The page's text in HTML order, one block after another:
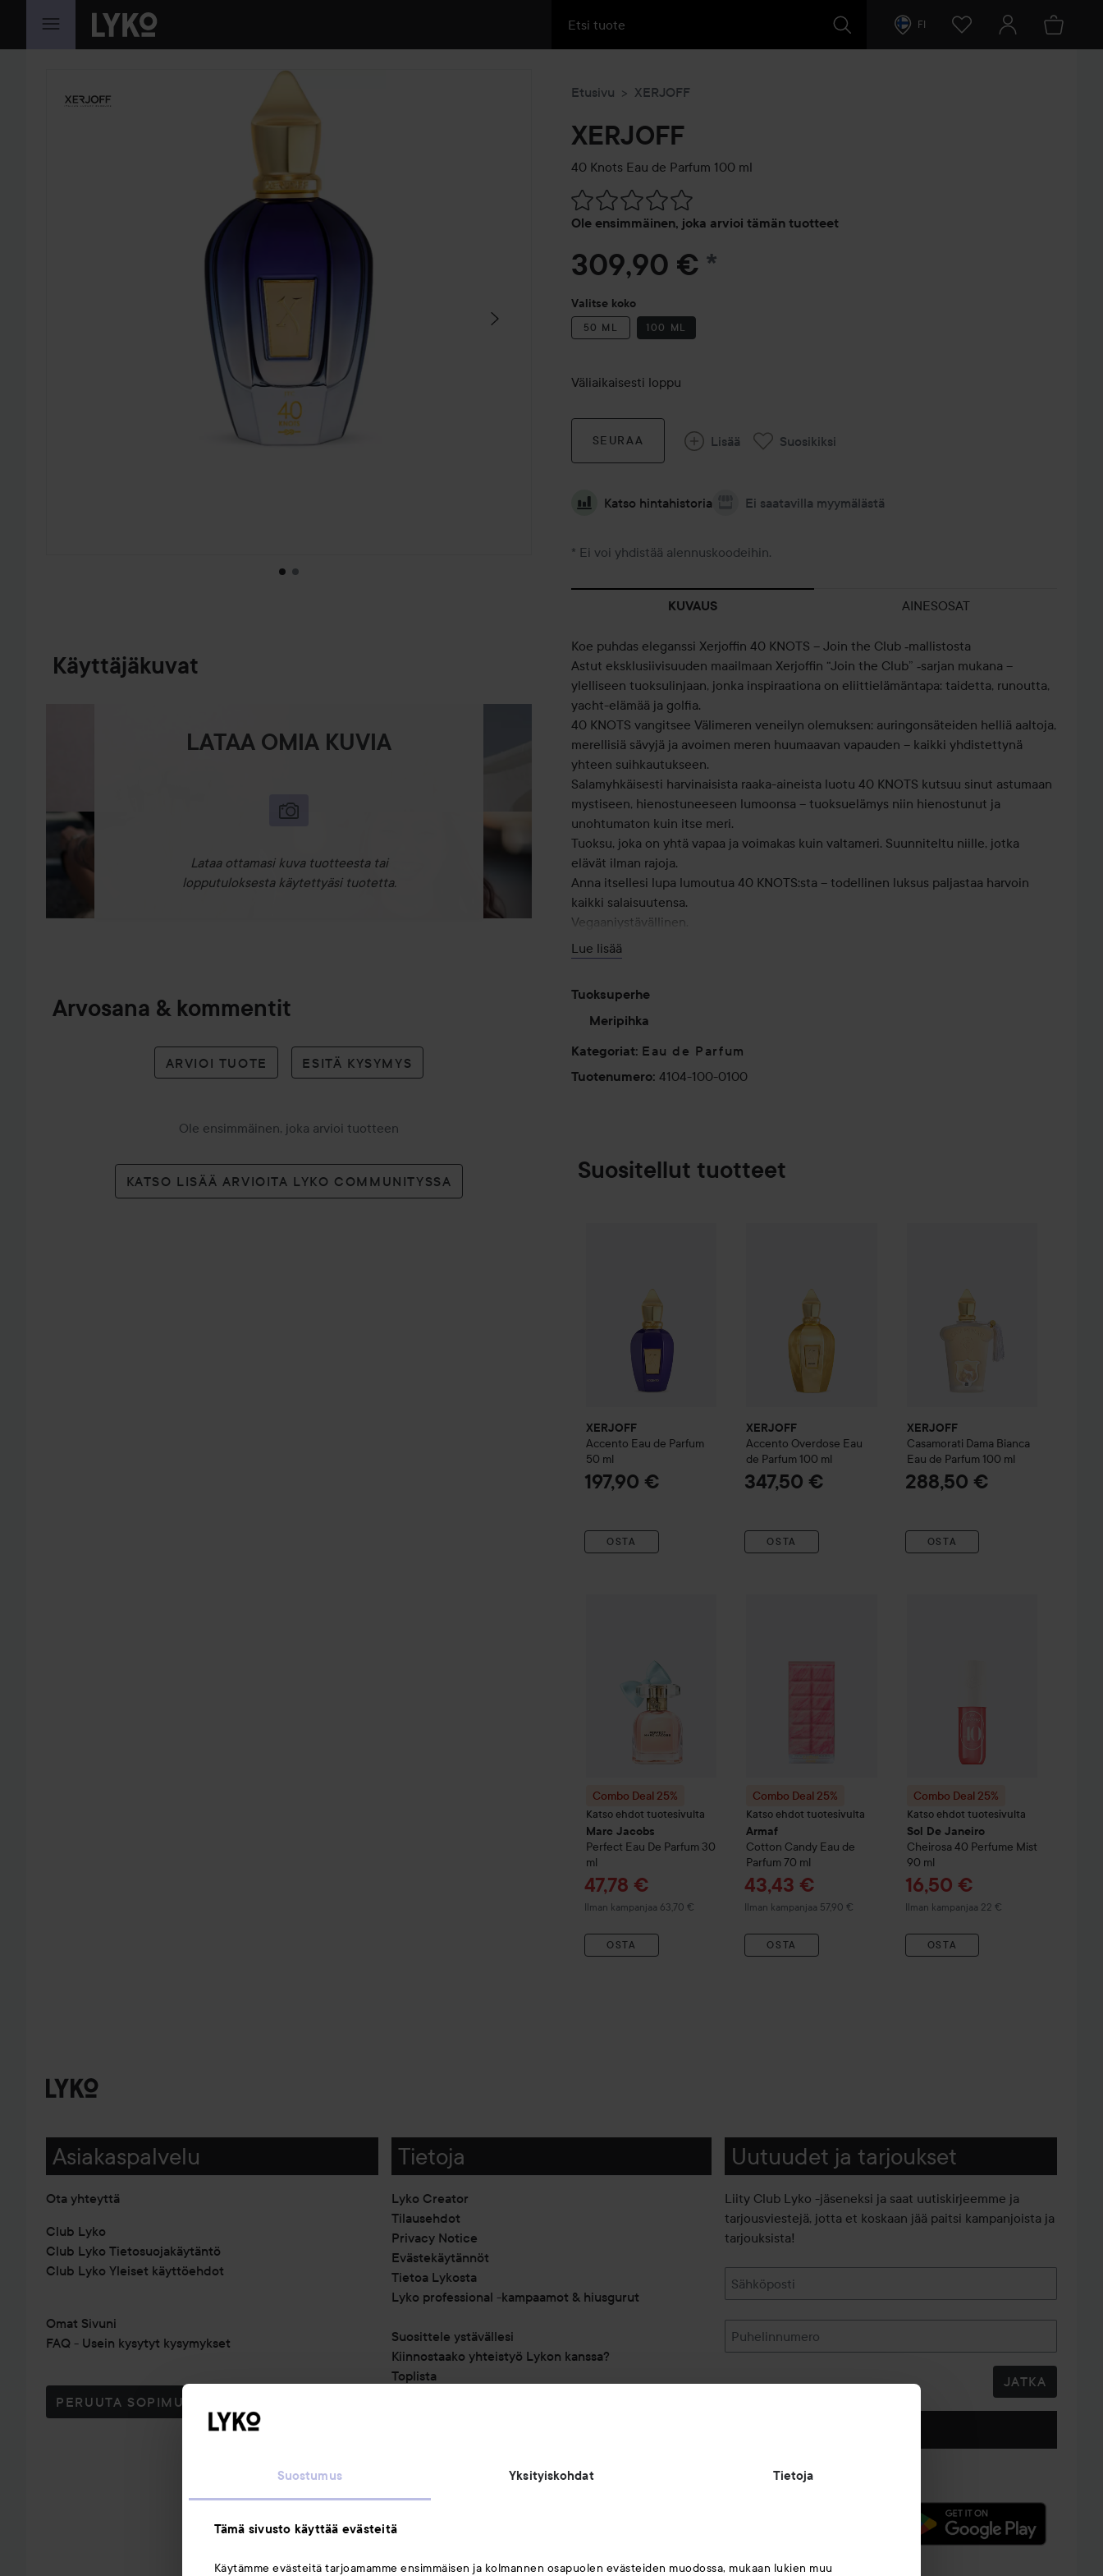
Suostumus Yksityiskohdat Tietoja
Tämä sivusto käyttää evästeitä
Käytämme evästeitä tarjoamamme ensimmäisen ja kolmannen osapuolen evästeiden muodossa, mukaan lukien muu
SIIRTYÄ JHK SISÄLTÖÖN FI
OHITA OSIO
Käyttäjäkuvat
LATAA OMIA KUVIA
Lataa ottamasi kuva tuotteesta tai
lopputuloksesta käytettyäsi tuotetta.
Arvosana & kommentit
ARVIOI TUOTE ESITÄ KYSYMYS
Ole ensimmäinen, joka arvioi tuotteen
KATSO LISÄÄ ARVIOITA LYKO COMMUNITYSSA
Etusivu XERJOFF
XERJOFF
40 Knots Eau de Parfum 100 ml
Ole ensimmäinen, joka arvioi tämän tuotteet
Siirtyä jhk Arvosana & kommentit
309,90 € *
Valitse koko
50 ML 100 ML
Väliaikaisesti loppu
SEURAA Lisää Suosikiksi
Katso hintahistoria Ei saatavilla myymälästä
* Ei voi yhdistää alennuskoodeihin.
KUVAUS AINESOSAT
Koe puhdas eleganssi Xerjoffin 40 KNOTS – Join the Club ‑mallistosta
Astut eksklusiivisuuden maailmaan Xerjoffin “Join the Club” ‑sarjan mukana –
ylelliseen tuoksulinjaan, jonka inspiraationa on eliittielämäntapa: taidetta, runoutta,
yacht-elämää ja golfia.
40 KNOTS vangitsee Välimeren veneilyn olemuksen: auringonsäteiden helliä aaltoja,
merellisiä sävyjä ja avoimen meren huumaavan vapauden – kaikki yhdistettynä
yhteen suihkautukseen.
Salamyhkäisesti harvinaisista raaka-aineista luotu 40 KNOTS kutsuu sinut astumaan
mystiseen, hienostuneeseen lumoonsa – tuoksuelämys niin hienostunut ja
unohtumaton kuin itse meri.
Tuoksu, joka on yhtä vapaa ja voimakas kuin valtameri. Suunniteltu niille, jotka
elävät ilman rajoja.
Anna itsellesi lupa lumoutua 40 KNOTS:sta – todellinen luksus paljastaa harvoin
kaikki salaisuutensa.
Vegaaniystävällinen.
100 ml
Lue lisää
Tuoksuperhe
Meripihka
Kategoriat: Eau de Parfum
Tuotenumero: 4104-100-0100
Suositellut tuotteet
XERJOFF
Accento Eau de Parfum
50 ml
197,90 €
OSTA
XERJOFF
Accento Overdose Eau
de Parfum 100 ml
347,50 €
OSTA
XERJOFF
Casamorati Dama Bianca
Eau de Parfum 100 ml
288,50 €
OSTA
Combo Deal 25%
Katso ehdot tuotesivulta
Marc Jacobs
Perfect Eau De Parfum 30
ml
Tarjoushinta
47,78 €
Ilman kampanjaa 63,70 €
OSTA
Combo Deal 25%
Katso ehdot tuotesivulta
Armaf
Cotton Candy Eau de
Parfum70 ml
Tarjoushinta
43,43 €
Ilman kampanjaa 57,90 €
OSTA
Combo Deal 25%
Katso ehdot tuotesivulta
Sol De Janeiro
Cheirosa 40 Perfume Mist
90 ml
Tarjoushinta
16,50 €
Ilman kampanjaa 22 €
OSTA
Asiakaspalvelu
Ota yhteyttä
Club Lyko
Club Lyko Tietosuojakäytäntö
Club Lyko Yleiset käyttöehdot
Omat Sivuni
FAQ - Usein kysytyt kysymykset
PERUUTA SOPIMUS TÄSTÄ
Tietoja
Lyko Creator
Tilausehdot
Privacy Notice
Evästekäytännöt
Tietoa Lykosta
Lyko professional -kampaamot & hiusgurut
Suosittele ystävällesi
Kiinnostaako yhteistyö Lykon kanssa?
Toplista
Uutuudet ja tarjoukset
Liity Club Lyko -jäseneksi ja saat uutiskirjeemme ja
tarjousviestejä, jotta et koskaan jää paitsi kampanjoista ja
tarjouksista!
Sähköposti
Puhelinnumero
JATKA